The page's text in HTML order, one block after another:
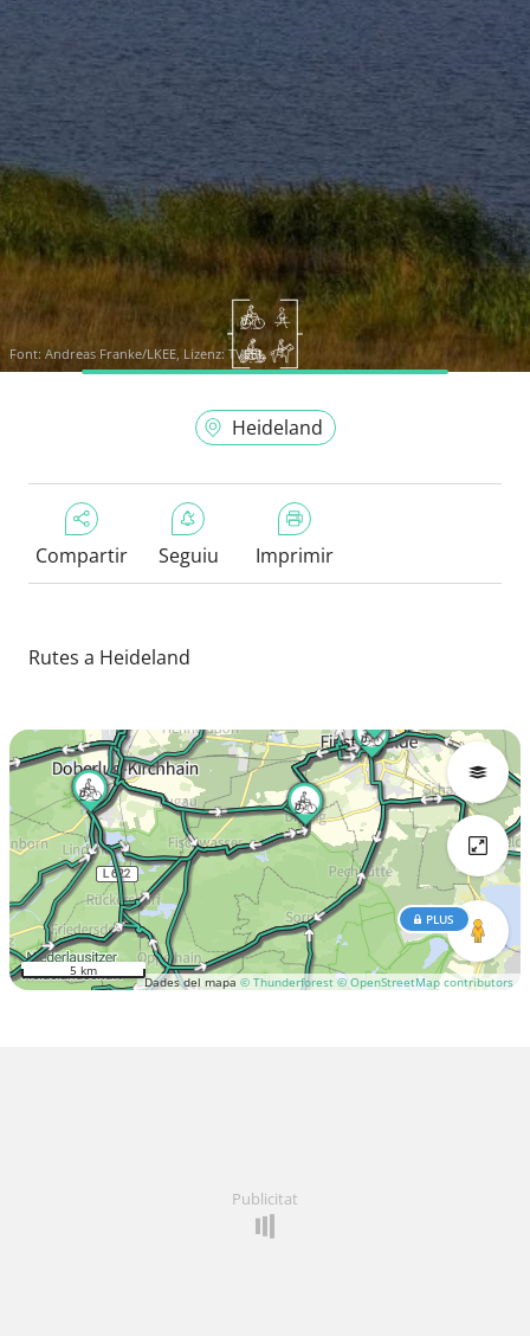
Font: Andreas Franke/LKEE, Lizenz: TVEEL
Heideland
Compartir Seguiu Imprimir
Rutes a Heideland
Dades del mapa © Thunderforest © OpenStreetMap contributors
PLUS
5 km
Publicitat